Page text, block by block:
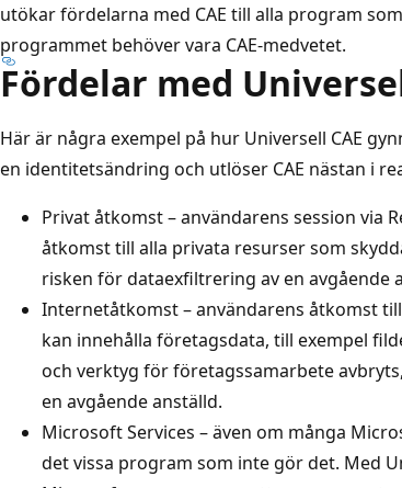
utökar fördelarna med CAE till alla program
programmet behöver vara CAE-medvetet.
Fördelar med
Här är några exempel på hur Universell CAE
en identitetsändring och utlöser CAE nästan i
Privat åtkomst – användarens session via
åtkomst till alla privata resurser som
risken för dataexfiltrering av en avgående
Internetåtkomst – användarens åtkomst
kan innehålla företagsdata, till exempel
och verktyg för företagssamarbete
en avgående anställd.
Microsoft Services – även om många
det vissa program som inte gör det. Med